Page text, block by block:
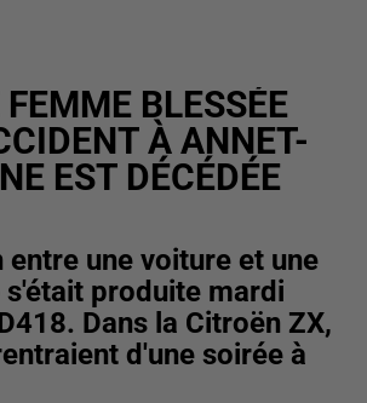
BLESSÉE
À ANNET-
EST DÉCÉDÉE
entre une voiture et une
produite mardi
Dans la Citroën ZX,
d'une soirée à